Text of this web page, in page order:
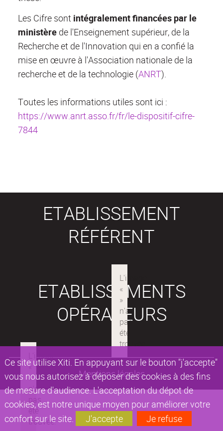
Ce site utilise Xiti. En appuyant sur le bouton "j'accepte"
vous nous autorisez à déposer des cookies à des fins
de mesure d'audience. L'acceptation du dépot de
cookies, est notre unique moyen pour améliorer votre
confort sur le site.
J'accepte Je refuse
Les Cifre sont intégralement financées par le
ministère de l'Enseignement supérieur, de la
Recherche et de l'Innovation qui en a confié la
mise en œuvre à l'Association nationale de la
recherche et de la technologie (ANRT).
Toutes les informations utiles sont ici :
https://www.anrt.asso.fr/fr/le-dispositif-cifre-
7844
ETABLISSEMENT
RÉFÉRENT
ETABLISSEMENTS
OPÉRATEURS
Mentions légales